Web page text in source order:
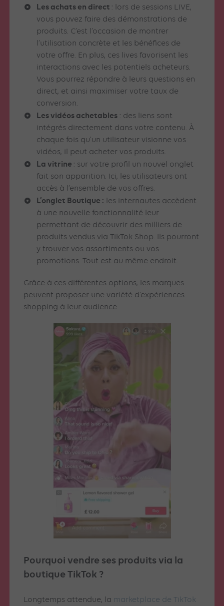
Les achats en direct : lors de sessions LIVE,
vous pouvez faire des démonstrations de
produits. C’est l’occasion de montrer
l’utilisation concrète et les bénéfices de
votre offre. En plus, ces lives favorisent les
interactions avec les potentiels acheteurs.
Vous pourrez répondre à leurs questions en
direct, et ainsi maximiser votre taux de
conversion.
Les vidéos achetables : des liens sont
intégrés directement dans votre contenu. À
chaque fois qu’un utilisateur visionne vos
vidéos, il peut acheter vos produits.
La vitrine : sur votre profil un nouvel onglet
fait son apparition. Ici, les utilisateurs ont
accès à l’ensemble de vos offres.
L’onglet Boutique : les internautes accèdent
à une nouvelle fonctionnalité leur
permettant de découvrir des milliers de
produits vendus via TikTok Shop. Ils pourront
y trouver vos assortiments ou vos
promotions. Tout est au même endroit.
Grâce à ces différentes options, les marques
peuvent proposer une variété d’expériences
shopping à leur audience.
Pourquoi vendre ses produits via la
boutique TikTok ?
Longtemps attendue, la marketplace de TikTok